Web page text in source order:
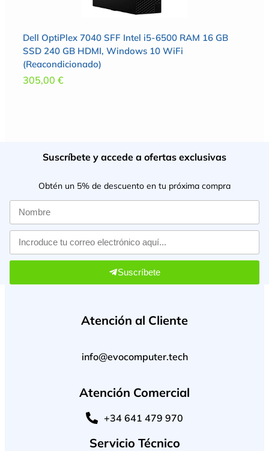
Dell OptiPlex 7040 SFF Intel i5-6500 RAM 16 GB
SSD 240 GB HDMI, Windows 10 WiFi
(Reacondicionado)
305,00 €
Suscríbete y accede a ofertas exclusivas
Obtén un 5% de descuento en tu próxima compra
Suscríbete
Atención al Cliente
info@evocomputer.tech
Atención Comercial
+34 641 479 970
Servicio Técnico